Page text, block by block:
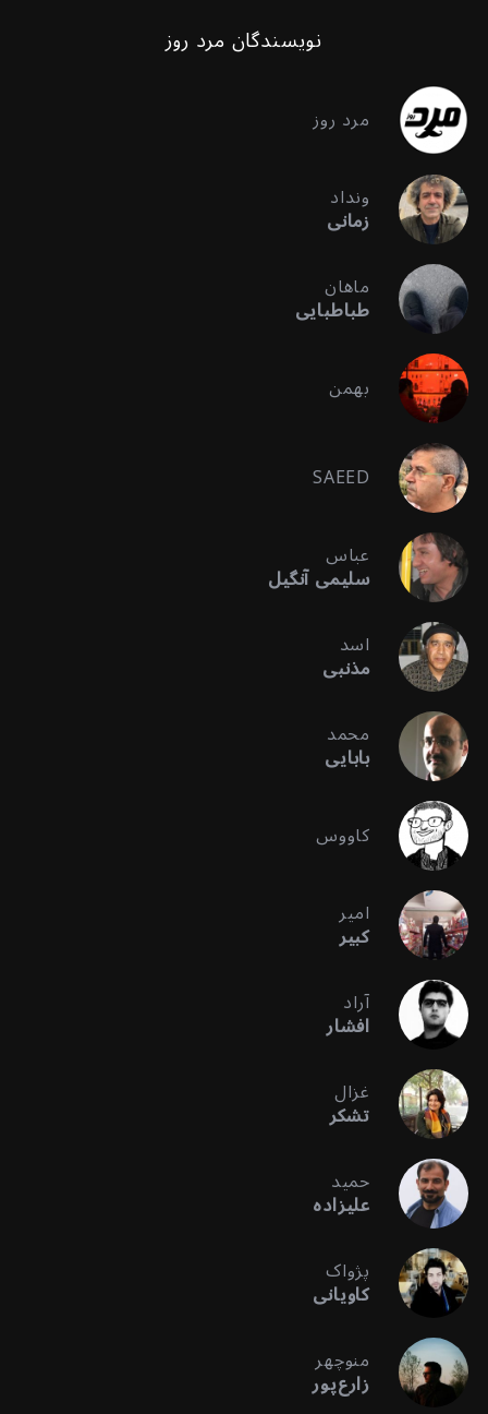
نویسندگان مرد روز
مرد روز
ونداد
زمانی
ماهان
طباطبایی
بهمن
SAEED
عباس
سلیمی آنگیل
اسد
مذنبی
محمد
بابایی
کاووس
امیر
کبیر
آراد
افشار
غزال
تشکر
حمید
علیزاده
پژواک
کاویانی
منوچهر
زارع‌پور